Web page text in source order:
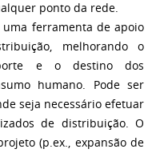
ponto da rede.
uma ferramenta de apoio
melhorando o
e o destino dos
humano. Pode ser
seja necessário efetuar
de distribuição. O
(p.ex., expansão de